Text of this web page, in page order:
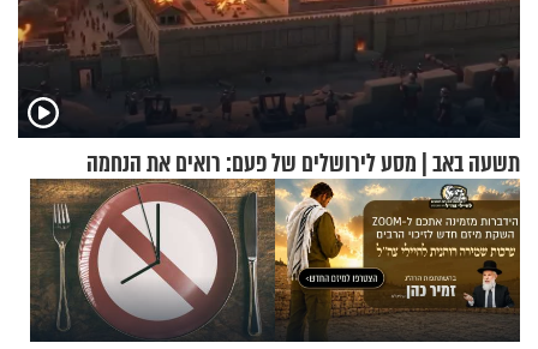
תשעה באב | מסע לירושלים של פעם: רואים את הנחמה